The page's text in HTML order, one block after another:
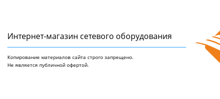
Интернет-магазин сетeвого оборудования
Копирование материалов сайта строго запрещено.
Не является публичной офертой.